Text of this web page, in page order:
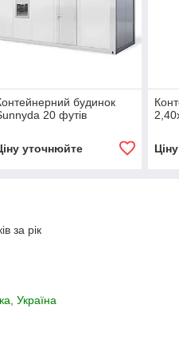
будинок
20 футів
уточнюйте
за рік
Україна